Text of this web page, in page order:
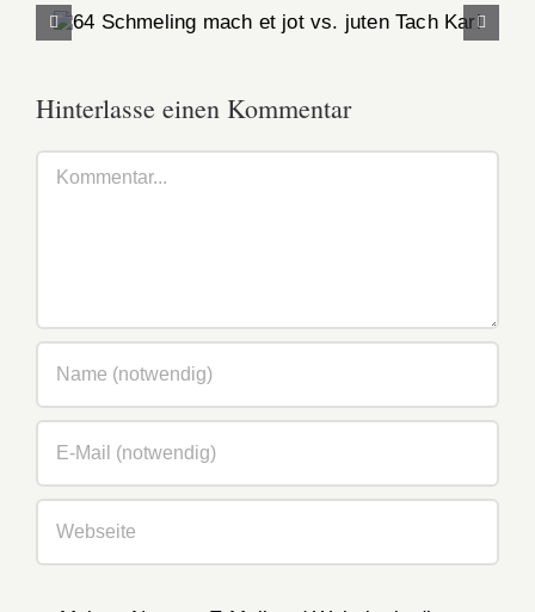
64 Schmeling mach et jot vs. juten Tach
Hinterlasse einen Kommentar
Kommentar